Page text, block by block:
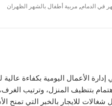
في الدمام, مربية أطفال بالشهر الظهران
الأعمال اليومية بكفاءة عالية
بتنظيف المنزل، وترتيب
للايجار بالخبر التي تمنح